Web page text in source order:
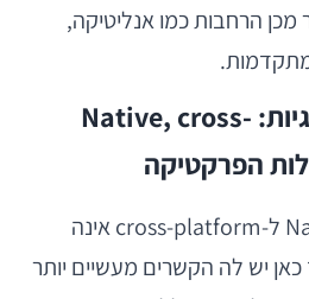
מכן הרחבות כמו אנליטיקה,
החלטות טכנולוגיות: Native, cross-
הבחירה בין פיתוח Native ל-cross-platform אינה
כאן יש לה הקשרים מעשיים יותר